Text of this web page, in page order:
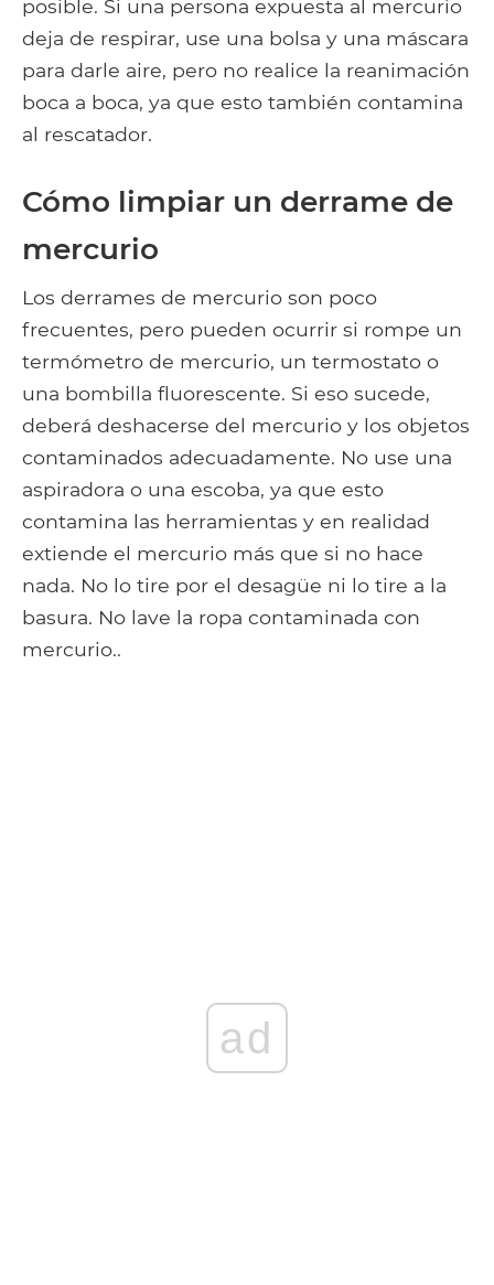
posible. Si una persona expuesta al mercurio
deja de respirar, use una bolsa y una máscara
para darle aire, pero no realice la reanimación
boca a boca, ya que esto también contamina
al rescatador.
Cómo limpiar un derrame de
mercurio
Los derrames de mercurio son poco
frecuentes, pero pueden ocurrir si rompe un
termómetro de mercurio, un termostato o
una bombilla fluorescente. Si eso sucede,
deberá deshacerse del mercurio y los objetos
contaminados adecuadamente. No use una
aspiradora o una escoba, ya que esto
contamina las herramientas y en realidad
extiende el mercurio más que si no hace
nada. No lo tire por el desagüe ni lo tire a la
basura. No lave la ropa contaminada con
mercurio..
ad